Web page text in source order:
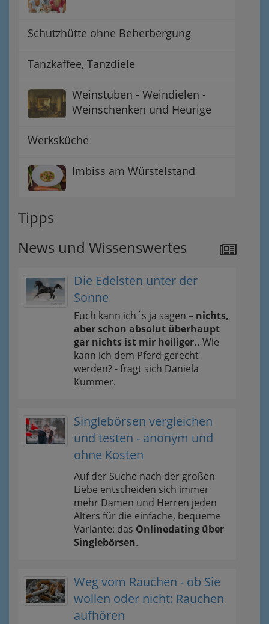
Schutzhütte ohne Beherbergung
Tanzkaffee, Tanzdiele
Weinstuben - Weindielen -
Weinschenken und Heurige
Werksküche
Imbiss am Würstelstand
Tipps
News und Wissenswertes
Die Edelsten unter der
Sonne
Euch kann ich´s ja sagen – nichts,
aber schon absolut überhaupt
gar nichts ist mir heiliger.. Wie
kann ich dem Pferd gerecht
werden? - fragt sich Daniela
Kummer.
Singlebörsen vergleichen
und testen - anonym und
ohne Kosten
Auf der Suche nach der großen
Liebe entscheiden sich immer
mehr Damen und Herren jeden
Alters für die einfache, bequeme
Variante: das Onlinedating über
Singlebörsen.
Weg vom Rauchen - ob Sie
wollen oder nicht: Rauchen
aufhören